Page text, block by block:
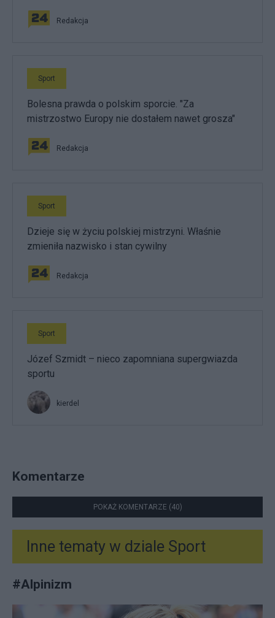
Redakcja
Sport
Bolesna prawda o polskim sporcie. "Za
mistrzostwo Europy nie dostałem nawet grosza"
Redakcja
Sport
Dzieje się w życiu polskiej mistrzyni. Właśnie
zmieniła nazwisko i stan cywilny
Redakcja
Sport
Józef Szmidt – nieco zapomniana supergwiazda
sportu
kierdel
Komentarze
POKAŻ KOMENTARZE (40)
Inne tematy w dziale Sport
#Alpinizm